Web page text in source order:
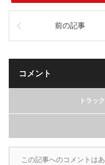
前の記事
コメント
トラッ
この記事へのコメントはあ